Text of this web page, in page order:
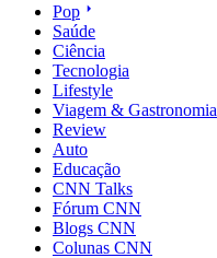
Pop
Saúde
Ciência
Tecnologia
Lifestyle
Viagem & Gastronomia
Review
Auto
Educação
CNN Talks
Fórum CNN
Blogs CNN
Colunas CNN